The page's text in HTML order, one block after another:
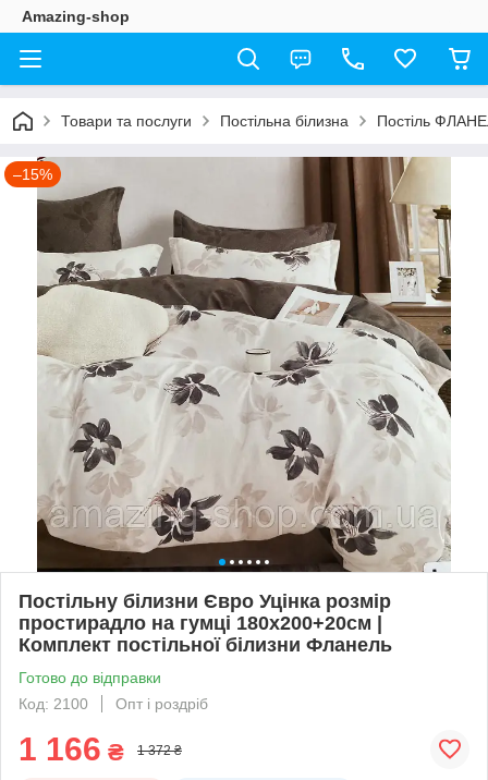
Amazing-shop
Товари та послуги Постільна білизна Постіль
–15%
Постільну білизни Євро Уцінка розмір
простирадло на гумці 180х200+20см |
Комплект постільної білизни Фланель
Готово до відправки
Код: 2100
Опт і роздріб
1 166 ₴ 1 372 ₴